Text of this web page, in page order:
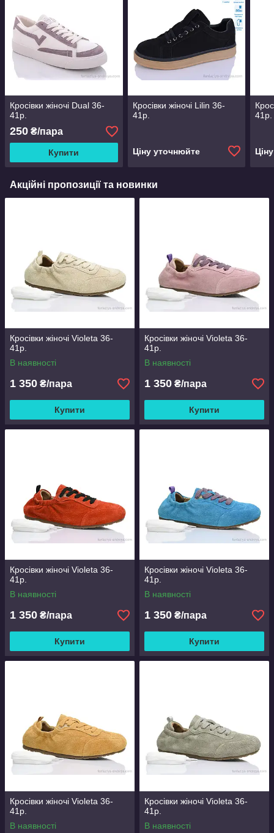
Кросівки жіночі Dual 36-
41р.
250 ₴/пара
Купити
Кросівки жіночі Lilin 36-
41р.
Ціну уточнюйте
41р.
Акційні пропозиції та новинки
Кросівки жіночі Violeta 36-
41р.
В наявності
1 350 ₴/пара
Купити
Кросівки жіночі Violeta 36-
41р.
В наявності
1 350 ₴/пара
Купити
Кросівки жіночі Violeta 36-
41р.
В наявності
1 350 ₴/пара
Купити
Кросівки жіночі Violeta 36-
41р.
В наявності
1 350 ₴/пара
Купити
Кросівки жіночі Violeta 36-
41р.
В наявності
Кросівки жіночі Violeta 36-
41р.
В наявності